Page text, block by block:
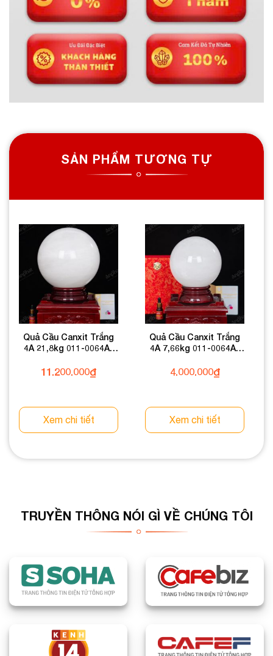
SẢN PHẨM TƯƠNG TỰ
Quả Cầu Canxit Trắng
4A 21,8kg 011-0064A-
11.200.000₫
Xem chi tiết
Quả Cầu Canxit Trắng
4A 7,66kg 011-0064A-
4.000.000₫
Xem chi tiết
TRUYỀN THÔNG NÓI GÌ VỀ CHÚNG TÔI